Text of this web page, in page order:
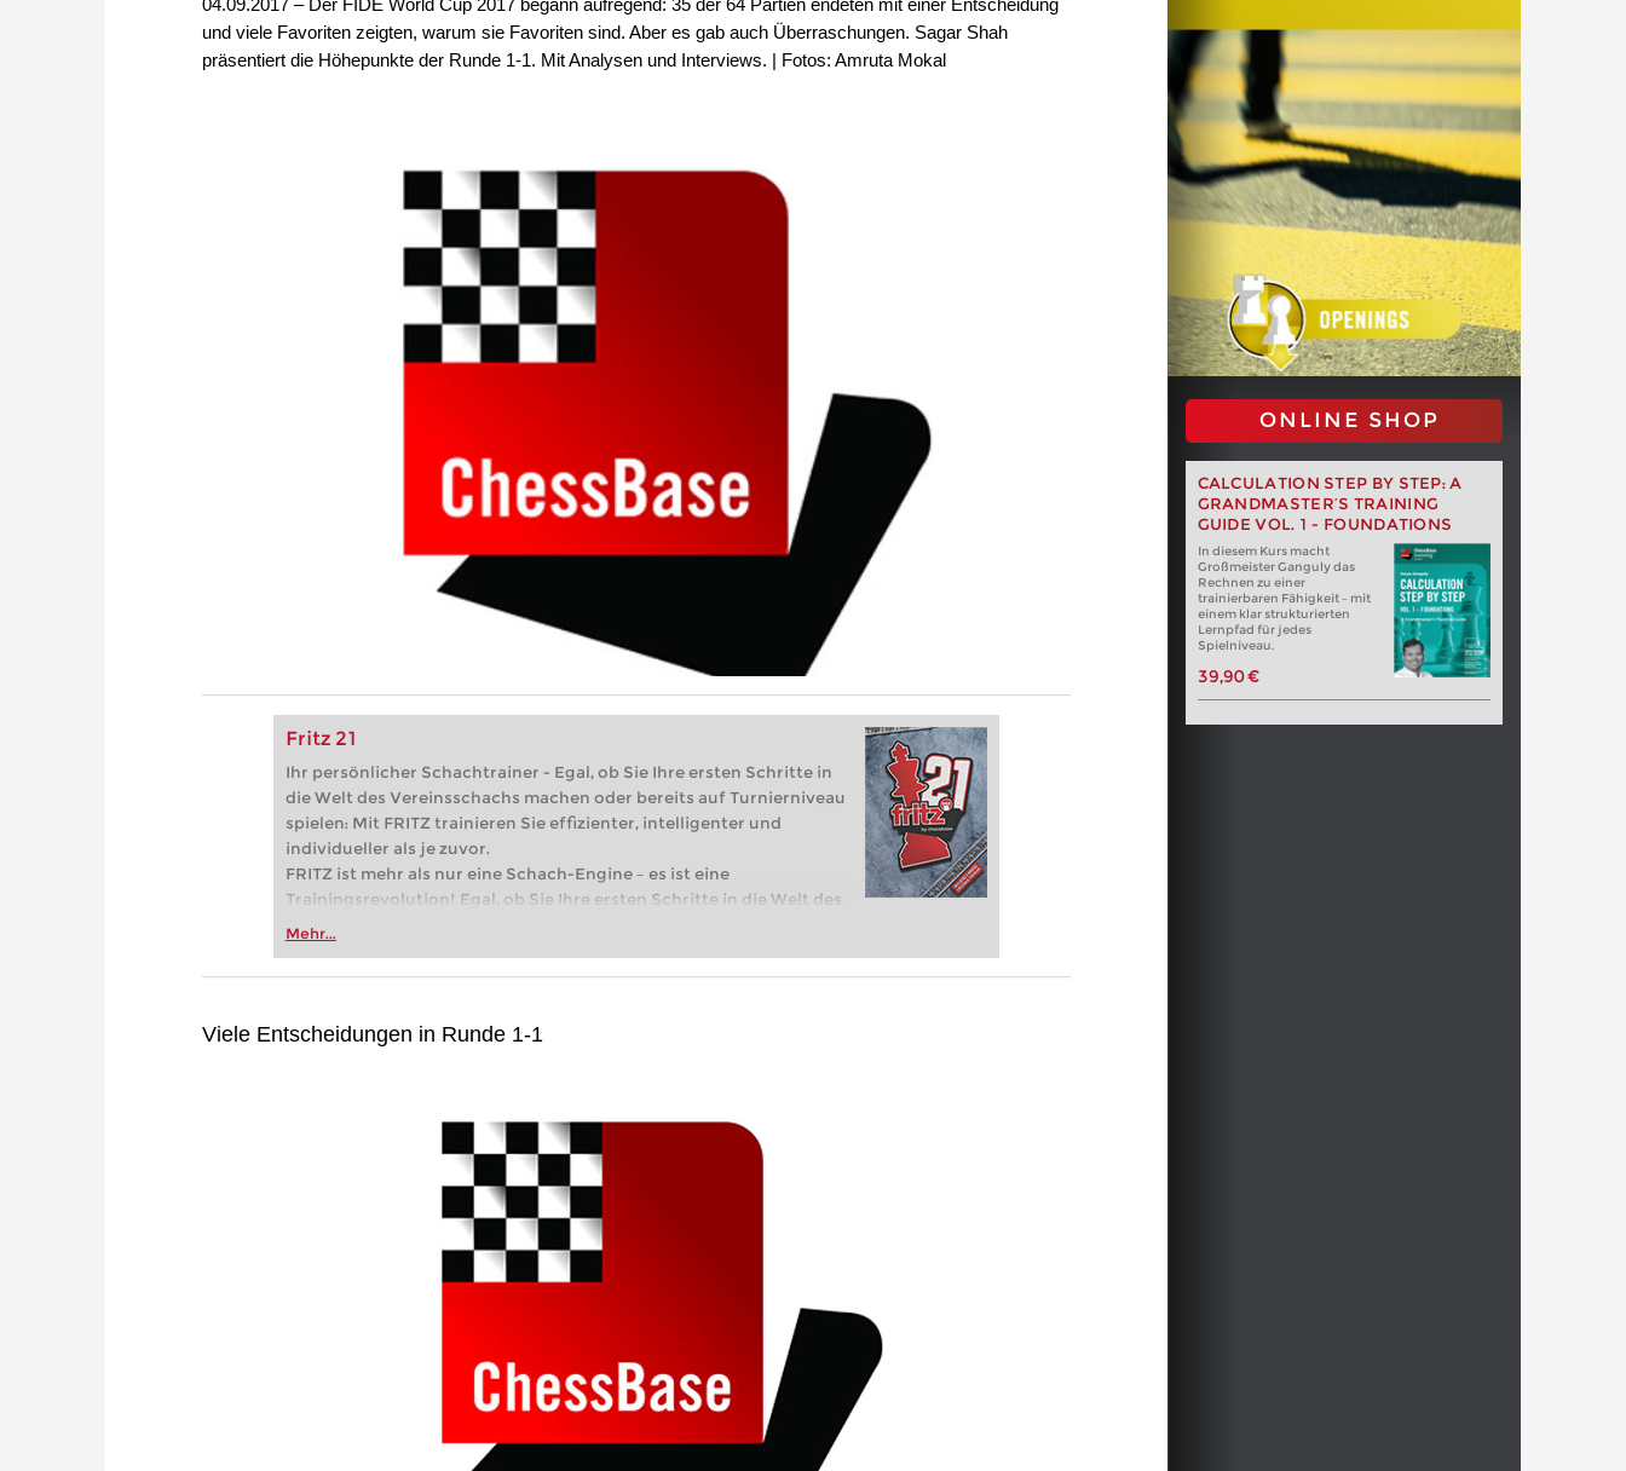
und viele Favoriten zeigten, warum sie Favoriten sind. Aber es gab auch Überraschungen. Sagar Shah
präsentiert die Höhepunkte der Runde 1-1. Mit Analysen und Interviews. | Fotos: Amruta Mokal
Fritz 21
Ihr persönlicher Schachtrainer - Egal, ob Sie Ihre ersten Schritte in
die Welt des Vereinsschachs machen oder bereits auf Turnierniveau
spielen: Mit FRITZ trainieren Sie effizienter, intelligenter und
individueller als je zuvor.
FRITZ ist mehr als nur eine Schach-Engine – es ist eine
Trainingsrevolution! Egal, ob Sie Ihre ersten Schritte in die Welt des
Vereinsschachs machen oder bereits auf Turnierniveau spielen: Mit
zuvor.
Mehr...
ONLINE SHOP
CALCULATION STEP BY STEP: A
GRANDMASTER’S TRAINING
GUIDE VOL. 1 - FOUNDATIONS
In diesem Kurs macht
Großmeister Ganguly das
Rechnen zu einer
trainierbaren Fähigkeit – mit
einem klar strukturierten
Lernpfad für jedes
Spielniveau.
39,90 €
Viele Entscheidungen in Runde 1-1